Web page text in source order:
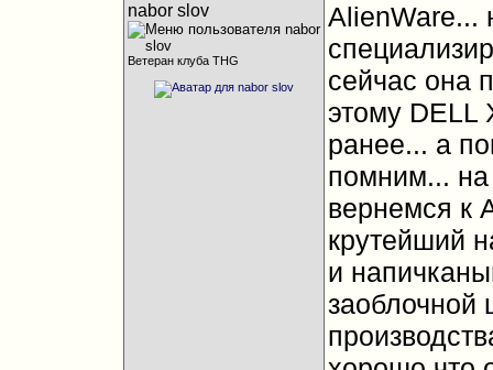
nabor slov
Ветеран клуба THG
AlienWare...
сейчас она
этому DELL
ранее... а
помним... на
вернемся к
крутейший
и
заоблочной